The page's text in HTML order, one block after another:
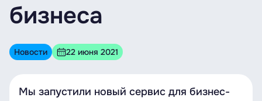
бизнеса
Новости 22 июня 2021
Мы запустили новый сервис для бизнес-